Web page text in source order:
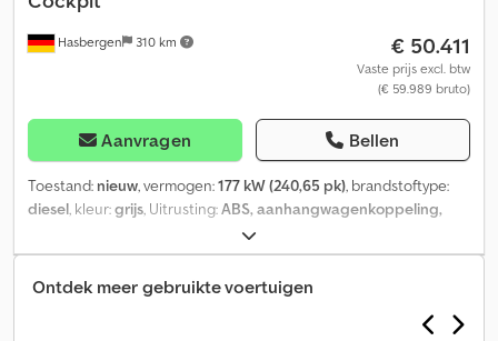
Hasbergen 310 km € 50.411
Vaste prijs excl. btw
(€ 59.989 bruto)
Aanvragen Bellen
Toestand: nieuw, vermogen:177 kW (240,65 pk), brandstoftype:
diesel, kleur:grijs, Uitrusting:ABS, aanhangwagenkoppeling,
airbag, airconditioning, boordcomputer, centrale
vergrendeling, cruise control, elektronisch
stabiliteitsprogramma (ESP), garantie op tweedehands
voertuigen, immobilisatiesysteem, mistlampen,
Ontdek meer gebruikte voertuigen